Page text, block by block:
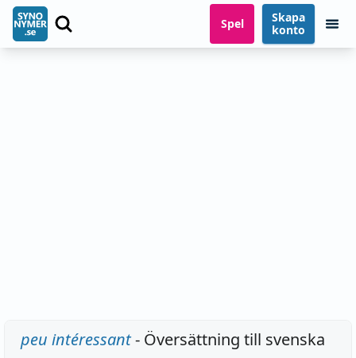
Spel
Skapa
konto
peu intéressant- Översättning till svenska